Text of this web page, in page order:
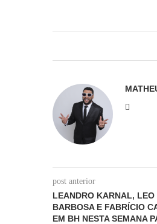
post anterior
LEANDRO KARNAL, LEO
BARBOSA E FABRÍCIO
EM BH NESTA SEMANA